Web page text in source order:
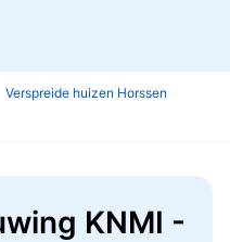
Verspreide huizen Horssen
KNMI -